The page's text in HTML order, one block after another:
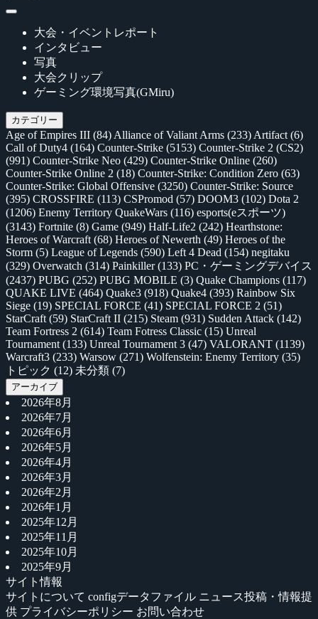
大会・イベントレポート
インタビュー
写真
大会クリップ
ゲーミング環境写真(GMiru)
カテゴリー
Age of Empires III (84) Alliance of Valiant Arms (233) Artifact (6)
Call of Duty4 (164) Counter-Strike (5153) Counter-Strike 2 (CS2)
(991) Counter-Strike Neo (429) Counter-Strike Online (260)
Counter-Strike Online 2 (18) Counter-Strike: Condition Zero (63)
Counter-Strike: Global Offensive (3250) Counter-Strike: Source
(395) CROSSFIRE (113) CSPromod (57) DOOM3 (102) Dota 2
(1206) Enemy Territory QuakeWars (116) esports(eスポーツ)
(3143) Fortnite (8) Game (949) Half-Life2 (242) Hearthstone:
Heroes of Warcraft (68) Heroes of Newerth (49) Heroes of the
Storm (5) League of Legends (590) Left 4 Dead (154) negitaku
(329) Overwatch (314) Painkiller(133) PC・ゲーミングデバイス
(2437) PUBG (252) PUBG MOBILE (3) Quake Champions (117)
QUAKE LIVE (464) Quake3 (918) Quake4 (393) Rainbow Six
Siege (19) SPECIAL FORCE (41) SPECIAL FORCE 2 (51)
StarCraft (59) StarCraft II (215) Steam (931) Sudden Attack (142)
Team Fortress 2 (614) Team Fotress Classic (15) Unreal
Tournament (133) Unreal Tournament 3 (47) VALORANT (1139)
Warcraft3 (233) Warsow (271) Wolfenstein: Enemy Territory (35)
トピック (12) 未分類 (7)
アーカイブ
2026年8月
2026年7月
2026年6月
2026年5月
2026年4月
2026年3月
2026年2月
2026年1月
2025年12月
2025年11月
2025年10月
2025年9月
サイト情報
サイトについて configデータファイル ニュース投稿・情報提
供 プライバシーポリシー お問い合わせ